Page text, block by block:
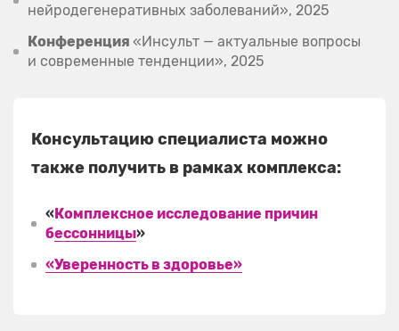
нейродегенеративных заболеваний», 2025
Конференция «Инсульт — актуальные вопросы
и современные тенденции», 2025
Консультацию специалиста можно
также получить в рамках комплекса:
«Комплексное исследование причин
бессонницы»
«Уверенность в здоровье»